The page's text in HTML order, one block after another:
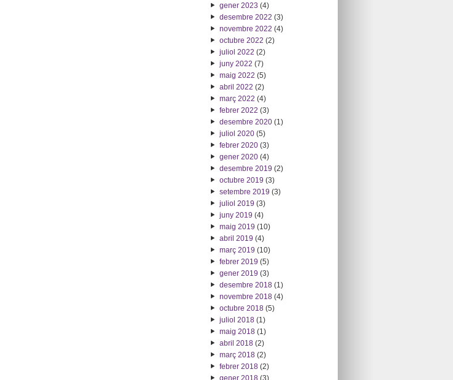
gener 2023 (4)
desembre 2022 (3)
novembre 2022 (4)
octubre 2022 (2)
juliol 2022 (2)
juny 2022 (7)
maig 2022 (5)
abril 2022 (2)
març 2022 (4)
febrer 2022 (3)
desembre 2020(1)
juliol 2020(5)
febrer 2020(3)
gener 2020(4)
desembre 2019 (2)
octubre 2019 (3)
setembre 2019 (3)
juliol 2019 (3)
juny 2019 (4)
maig 2019 (10)
abril 2019 (4)
març 2019 (10)
febrer 2019 (5)
gener 2019 (3)
desembre 2018(1)
novembre 2018(4)
octubre 2018(5)
juliol 2018(1)
maig 2018(1)
abril 2018(2)
març 2018(2)
febrer 2018(2)
gener 2018(3)